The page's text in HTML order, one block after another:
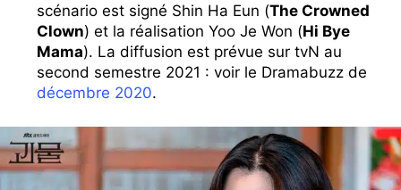
scénario est signé Shin Ha Eun (The Crowned
Clown) et la réalisation Yoo Je Won (Hi Bye
Mama). La diffusion est prévue sur tvN au
second semestre 2021 : voir le Dramabuzz de
décembre 2020.